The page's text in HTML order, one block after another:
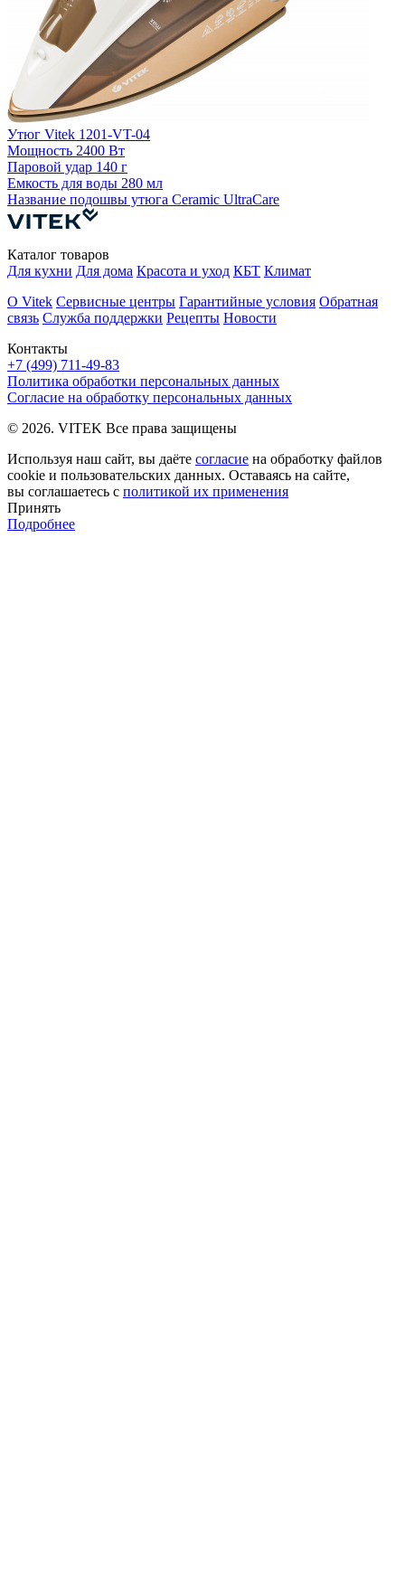
Утюг Vitek 1201-VT-04
Мощность 2400 Вт
Паровой удар 140 г
Емкость для воды 280 мл
Название подошвы утюга Ceramic UltraCare
Контакты
+7 (499) 711-49-83
Каталог товаров
Для кухни Для дома Красота и уход КБТ Климат
О Vitek Сервисные центры Гарантийные условия Обратная
связь Служба поддержки Рецепты Новости
Политика обработки персональных данных
Согласие на обработку персональных данных
© 2026. VITEK Все права защищены
Используя наш сайт, вы даёте согласие на обработку файлов
cookie и пользовательских данных. Оставаясь на сайте,
вы соглашаетесь с политикой их применения
Принять
Подробнее